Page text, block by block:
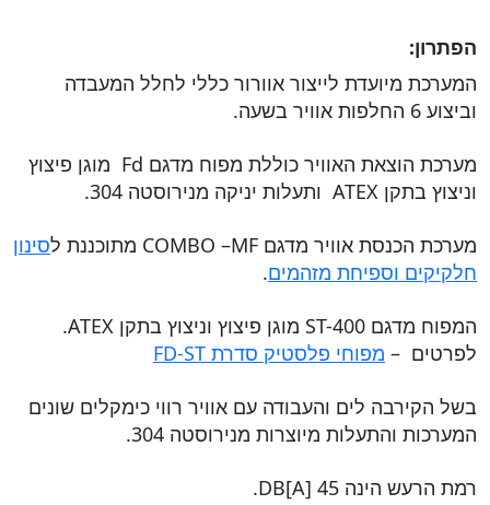
הפתרון:
המערכת מיועדת לייצור אוורור כללי לחלל המעבדה
וביצוע 6 החלפות אוויר בשעה.
מערכת הוצאת האוויר כוללת מפוח מדגם Fd מוגן פיצוץ
וניצוץ בתקן ATEX ותעלות יניקה מנירוסטה 304.
מערכת הכנסת אוויר מדגם COMBO –MF מתוכננת ל
סינון
חלקיקים וספיחת מזהמים.
המפוח מדגם ST-400 מוגן פיצוץ וניצוץ בתקן ATEX.
לפרטים – מפוחי פלסטיק סדרת FD-ST
בשל הקירבה לים והעבודה עם אוויר רווי כימקלים שונים
המערכות והתעלות מיוצרות מנירוסטה 304.
רמת הרעש הינה 45 DB[A].